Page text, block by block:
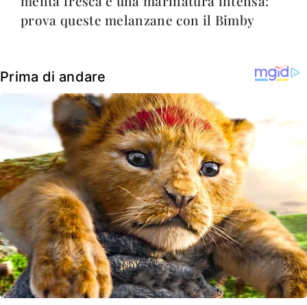
prova queste melanzane con il Bimby
Prima di andare